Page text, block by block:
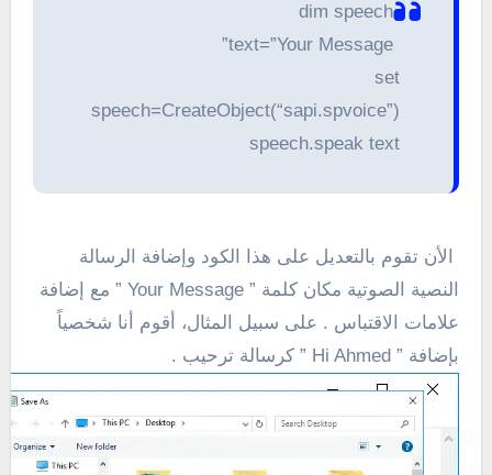
dim speech
text=”Your Message”
set
speech=CreateObject(“sapi.spvoice”)
speech.speak text
الأن تقوم بالتعديل على هذا الكود وإضافة الرسالة
النصية الصوتية مكان كلمة ” Your Message ” مع إضافة
علامات الاقتباس . على سبيل المثال، أقوم أنا شخصياً
بإضافة ” Hi Ahmed ” كرسالة ترحيب .